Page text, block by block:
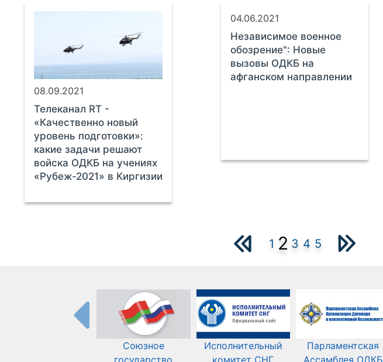
08.09.2021
Телеканал RT -
«Качественно новый
уровень подготовки»:
какие задачи решают
войска ОДКБ на учениях
«Рубеж-2021» в Киргизии
04.06.2021
Независимое военное
обозрение": Новые
вызовы ОДКБ на
афганском направлении
1 2 3 4 5
Союзное
государство
Исполнительный
комитет СНГ
Парламентская
Ассамблея ОДКБ